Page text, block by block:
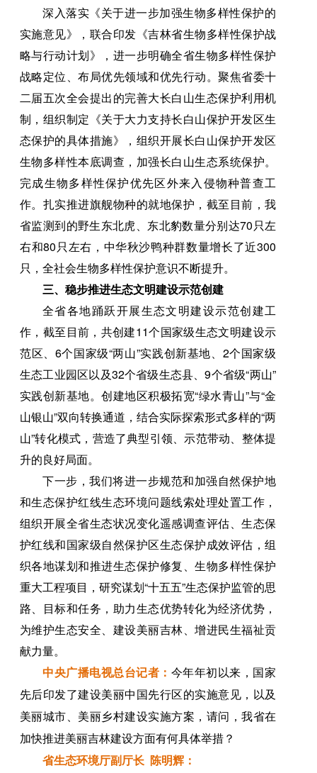
深入落实《关于进一步加强生物多样性保护的
实施意见》，联合印发《吉林省生物多样性保护战
略与行动计划》，进一步明确全省生物多样性保护
战略定位、布局优先领域和优先行动。聚焦省委十
二届五次全会提出的完善大长白山生态保护利用机
制，组织制定《关于大力支持长白山保护开发区生
态保护的具体措施》，组织开展长白山保护开发区
生物多样性本底调查，加强长白山生态系统保护。
完成生物多样性保护优先区外来入侵物种普查工
作。扎实推进旗舰物种的就地保护，截至目前，我
省监测到的野生东北虎、东北豹数量分别达70只左
右和80只左右，中华秋沙鸭种群数量增长了近300
只，全社会生物多样性保护意识不断提升。
三、稳步推进生态文明建设示范创建
全省各地踊跃开展生态文明建设示范创建工
作，截至目前，共创建11个国家级生态文明建设示
范区、6个国家级“两山”实践创新基地、2个国家级
生态工业园区以及32个省级生态县、9个省级“两山”
实践创新基地。创建地区积极拓宽“绿水青山”与“金
山银山”双向转换通道，结合实际探索形式多样的“两
山”转化模式，营造了典型引领、示范带动、整体提
升的良好局面。
下一步，我们将进一步规范和加强自然保护地
和生态保护红线生态环境问题线索处理处置工作，
组织开展全省生态状况变化遥感调查评估、生态保
护红线和国家级自然保护区生态保护成效评估，组
织各地谋划和推进生态保护修复、生物多样性保护
重大工程项目，研究谋划“十五五”生态保护监管的思
路、目标和任务，助力生态优势转化为经济优势，
为维护生态安全、建设美丽吉林、增进民生福祉贡
献力量。
中央广播电视总台记者： 今年年初以来，国家
先后印发了建设美丽中国先行区的实施意见，以及
美丽城市、美丽乡村建设实施方案，请问，我省在
加快推进美丽吉林建设方面有何具体举措？
省生态环境厅副厅长 陈明辉：